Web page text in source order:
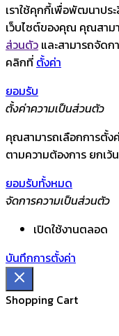
เราใช้คุกกี้เพื่อพัฒนาปร
เว็บไซต์ของคุณ คุณสาม
ส่วนตัว และสามารถจัดก
คลิกที่ ตั้งค่า
ยอมรับ
ตั้งค่าความเป็นส่วนตัว
คุณสามารถเลือกการตั้ง
ตามความต้องการ ยกเว้
ยอมรับทั้งหมด
จัดการความเป็นส่วนตัว
เปิดใช้งานตลอด
บันทึกการตั้งค่า
Shopping Cart